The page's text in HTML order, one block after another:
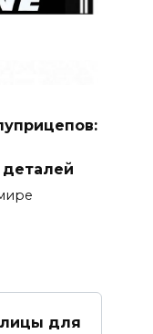
для